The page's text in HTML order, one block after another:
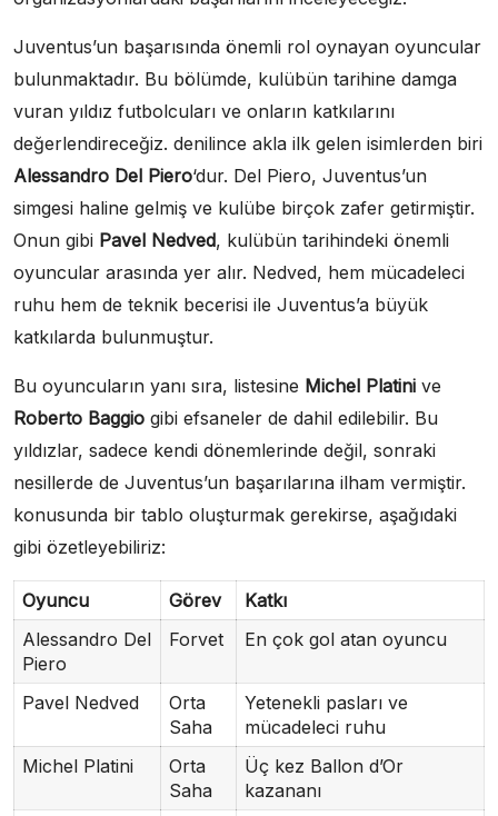
Juventus’un başarısında önemli rol oynayan oyuncular
bulunmaktadır. Bu bölümde, kulübün tarihine damga
vuran yıldız futbolcuları ve onların katkılarını
değerlendireceğiz. denilince akla ilk gelen isimlerden biri
Alessandro Del Piero‘dur. Del Piero, Juventus’un
simgesi haline gelmiş ve kulübe birçok zafer getirmiştir.
Onun gibi Pavel Nedved, kulübün tarihindeki önemli
oyuncular arasında yer alır. Nedved, hem mücadeleci
ruhu hem de teknik becerisi ile Juventus’a büyük
katkılarda bulunmuştur.
Bu oyuncuların yanı sıra, listesine Michel Platini ve
Roberto Baggio gibi efsaneler de dahil edilebilir. Bu
yıldızlar, sadece kendi dönemlerinde değil, sonraki
nesillerde de Juventus’un başarılarına ilham vermiştir.
konusunda bir tablo oluşturmak gerekirse, aşağıdaki
gibi özetleyebiliriz:
Oyuncu Görev
Katkı
Alessandro Del
Piero
Forvet En çok gol atan oyuncu
Pavel Nedved
Orta
Saha
Yetenekli pasları ve
mücadeleci ruhu
Michel Platini
Orta
Saha
Üç kez Ballon d’Or
kazananı